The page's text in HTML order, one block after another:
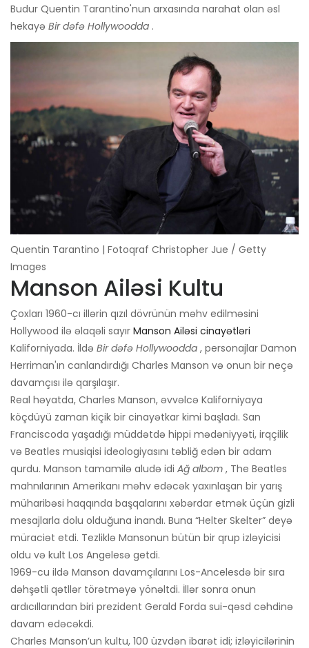
Budur Quentin Tarantino'nun arxasında narahat olan əsl
hekayə Bir dəfə Hollywoodda .
Quentin Tarantino | Fotoqraf Christopher Jue / Getty
Images
Manson Ailəsi Kultu
Çoxları 1960-cı illərin qızıl dövrünün məhv edilməsini
Hollywood ilə əlaqəli sayır Manson Ailəsi cinayətləri
Kaliforniyada. İldə Bir dəfə Hollywoodda , personajlar Damon
Herriman'ın canlandırdığı Charles Manson və onun bir neçə
davamçısı ilə qarşılaşır.
Real həyatda, Charles Manson, əvvəlcə Kaliforniyaya
köçdüyü zaman kiçik bir cinayətkar kimi başladı. San
Franciscoda yaşadığı müddətdə hippi mədəniyyəti, irqçilik
və Beatles musiqisi ideologiyasını təbliğ edən bir adam
qurdu. Manson tamamilə aludə idi Ağ albom , The Beatles
mahnılarının Amerikanı məhv edəcək yaxınlaşan bir yarış
müharibəsi haqqında başqalarını xəbərdar etmək üçün gizli
mesajlarla dolu olduğuna inandı. Buna “Helter Skelter” deyə
müraciət etdi. Tezliklə Mansonun bütün bir qrup izləyicisi
oldu və kult Los Angelesə getdi.
1969-cu ildə Manson davamçılarını Los-Ancelesdə bir sıra
dəhşətli qətllər törətməyə yönəltdi. İllər sonra onun
ardıcıllarından biri prezident Gerald Forda sui-qəsd cəhdinə
davam edəcəkdi.
Charles Manson’un kultu, 100 üzvdən ibarət idi; izləyicilərinin